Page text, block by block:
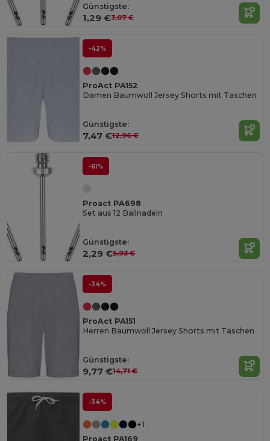
Günstigste:
1,29 €3,07 €
-42%
ProAct PA152
Damen Baumwoll Jersey Shorts mit Taschen
Günstigste:
7,47 €12,96 €
-61%
Proact PA698
Set aus 12 Ballnadeln
Günstigste:
2,29 €5,93 €
-34%
ProAct PA151
Herren Baumwoll Jersey Shorts mit Taschen
Günstigste:
9,77 €14,71 €
-34%
+1
Proact PA169